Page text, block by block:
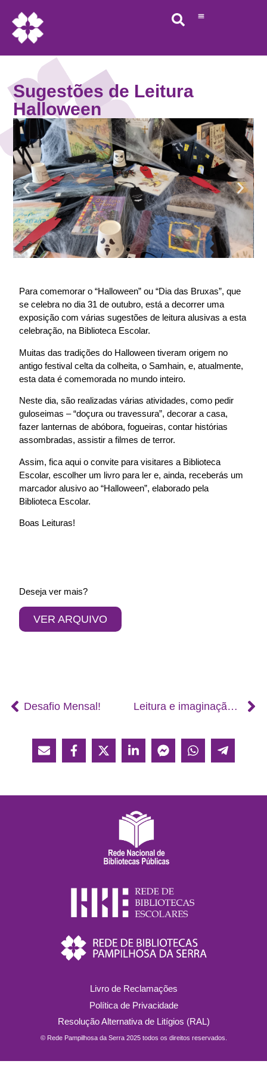
Sugestões de Leitura
Halloween
Para comemorar o “Halloween” ou “Dia das Bruxas”, que
se celebra no dia 31 de outubro, está a decorrer uma
exposição com várias sugestões de leitura alusivas a esta
celebração, na Biblioteca Escolar.
Muitas das tradições do Halloween tiveram origem no
antigo festival celta da colheita, o Samhain, e, atualmente,
esta data é comemorada no mundo inteiro.
Neste dia, são realizadas várias atividades, como pedir
guloseimas – “doçura ou travessura”, decorar a casa,
fazer lanternas de abóbora, fogueiras, contar histórias
assombradas, assistir a filmes de terror.
Assim, fica aqui o convite para visitares a Biblioteca
Escolar, escolher um livro para ler e, ainda, receberás um
marcador alusivo ao “Halloween”, elaborado pela
Biblioteca Escolar.
Boas Leituras!
Deseja ver mais?
VER ARQUIVO
Desafio Mensal! Leitura e imaginação marcam início do ano letivo na Biblioteca Municipal
Livro de Reclamações
Política de Privacidade
Resolução Alternativa de Litígios (RAL)
© Rede Pampilhosa da Serra 2025 todos os direitos reservados.